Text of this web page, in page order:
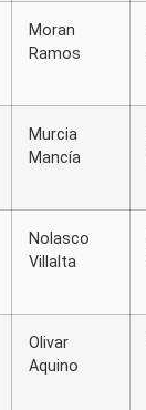
Moran
Ramos
Murcia
Mancía
Nolasco
Villalta
Olivar
Aquino